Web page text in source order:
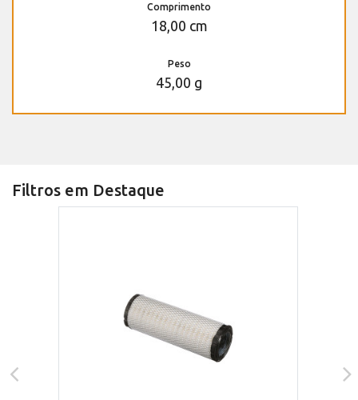
Comprimento
18,00 cm
Peso
45,00 g
Filtros em Destaque